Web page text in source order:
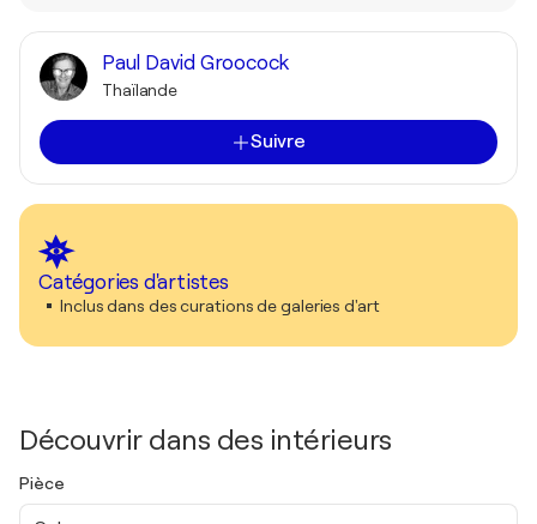
Paul David Groocock
Thaïlande
Suivre
Catégories d'artistes
Inclus dans des curations de galeries d'art
Découvrir dans des intérieurs
Pièce